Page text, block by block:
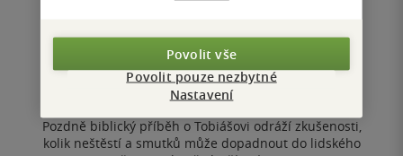
Nico ter Linden Marika Bumbálková
0.0
z
5
kniha
Pozdně biblický příběh o Tobiášovi odráží zkušenosti,
kolik neštěstí a smutků může dopadnout do lidského
Povolit vše
Povolit pouze nezbytné
Nastavení